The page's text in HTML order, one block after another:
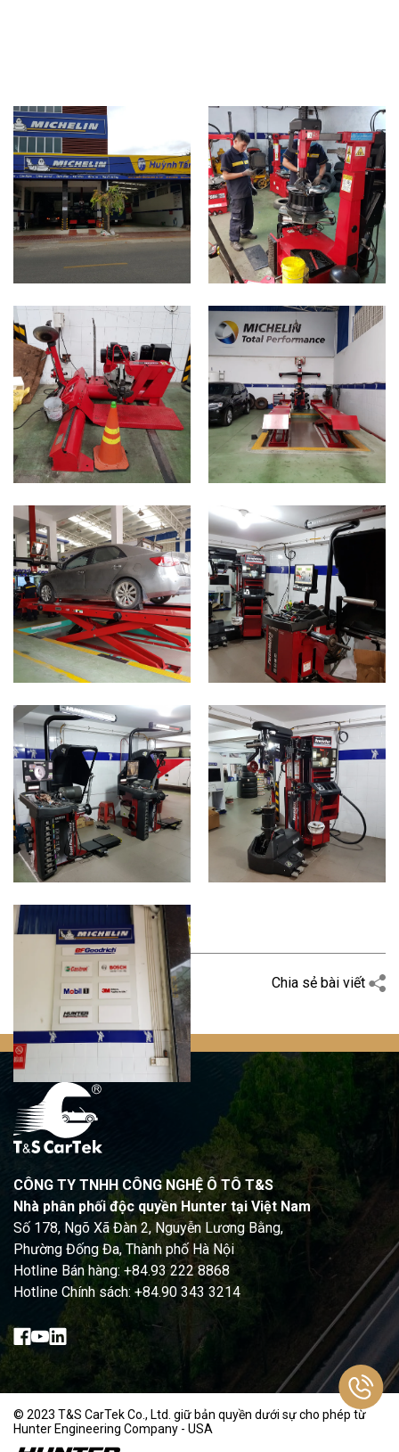
Quay trở lại Chia sẻ bài viết
CÔNG TY TNHH CÔNG NGHỆ Ô TÔ T&S
Nhà phân phối độc quyền Hunter tại Việt Nam
Số 178, Ngõ Xã Đàn 2, Nguyễn Lương Bằng,
Phường Đống Đa, Thành phố Hà Nội
Hotline Bán hàng: +84.93 222 8868
Hotline Chính sách: +84.90 343 3214
© 2023 T&S CarTek Co., Ltd. giữ bản quyền dưới sự cho phép từ
Hunter Engineering Company - USA